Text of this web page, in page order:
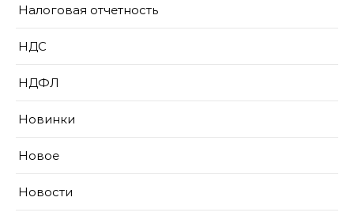
Налоговая отчетность
НДС
НДФЛ
Новинки
Новое
Новости